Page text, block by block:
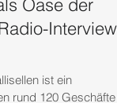
Oase der
Interview